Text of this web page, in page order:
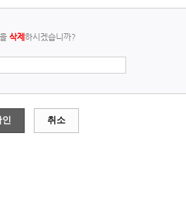
삭제 하시겠습니까?
인 취소